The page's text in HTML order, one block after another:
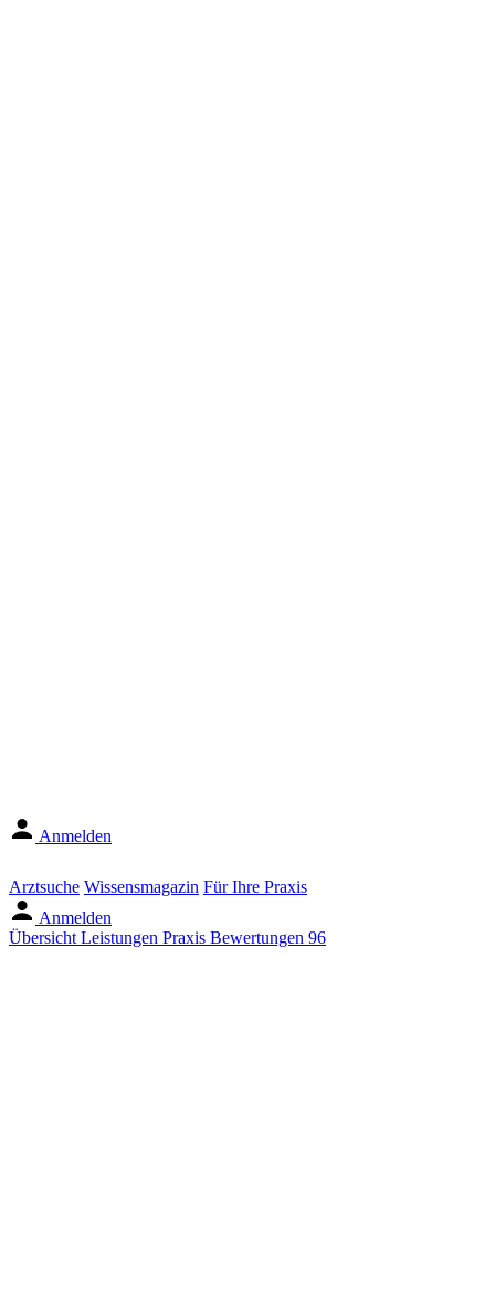
Anmelden
Arztsuche Wissensmagazin Für Ihre Praxis
Anmelden
Übersicht Leistungen Praxis Bewertungen 96